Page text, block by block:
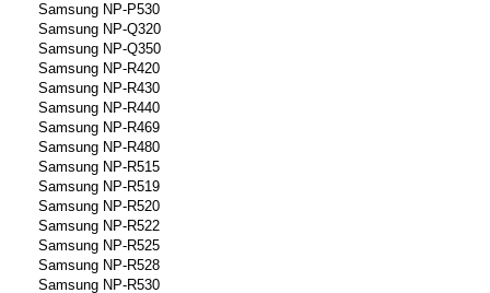
Samsung NP-P530
Samsung NP-Q320
Samsung NP-Q350
Samsung NP-R420
Samsung NP-R430
Samsung NP-R440
Samsung NP-R469
Samsung NP-R480
Samsung NP-R515
Samsung NP-R519
Samsung NP-R520
Samsung NP-R522
Samsung NP-R525
Samsung NP-R528
Samsung NP-R530